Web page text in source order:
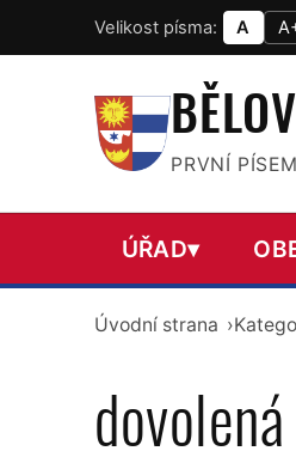
Velikost písma: A
BĚLOV
PRVNÍ
ÚŘAD▾
Úvodní strana
dovolená